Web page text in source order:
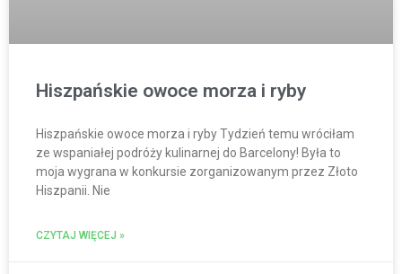
Hiszpańskie owoce morza i ryby
Hiszpańskie owoce morza i ryby Tydzień temu wróciłam
ze wspaniałej podróży kulinarnej do Barcelony! Była to
moja wygrana w konkursie zorganizowanym przez Złoto
Hiszpanii. Nie
CZYTAJ WIĘCEJ »